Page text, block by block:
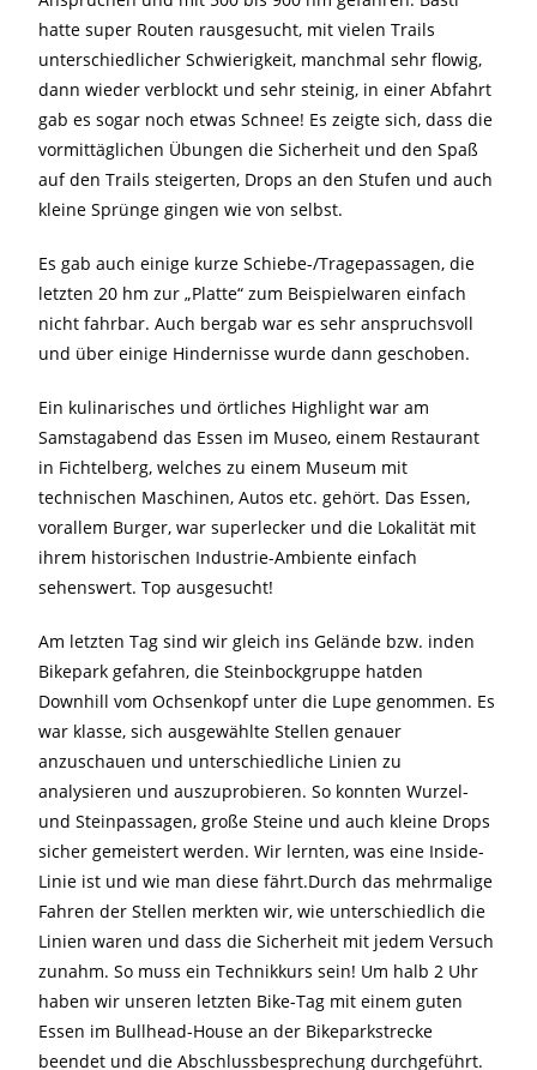
hatte super Routen rausgesucht, mit vielen Trails
unterschiedlicher Schwierigkeit, manchmal sehr flowig,
dann wieder verblockt und sehr steinig, in einer Abfahrt
gab es sogar noch etwas Schnee! Es zeigte sich, dass die
vormittäglichen Übungen die Sicherheit und den Spaß
auf den Trails steigerten, Drops an den Stufen und auch
kleine Sprünge gingen wie von selbst.
Es gab auch einige kurze Schiebe-/Tragepassagen, die
letzten 20 hm zur „Platte“ zum Beispielwaren einfach
nicht fahrbar. Auch bergab war es sehr anspruchsvoll
und über einige Hindernisse wurde dann geschoben.
Ein kulinarisches und örtliches Highlight war am
Samstagabend das Essen im Museo, einem Restaurant
in Fichtelberg, welches zu einem Museum mit
technischen Maschinen, Autos etc. gehört. Das Essen,
vorallem Burger, war superlecker und die Lokalität mit
ihrem historischen Industrie-Ambiente einfach
sehenswert. Top ausgesucht!
Am letzten Tag sind wir gleich ins Gelände bzw. inden
Bikepark gefahren, die Steinbockgruppe hatden
Downhill vom Ochsenkopf unter die Lupe genommen. Es
war klasse, sich ausgewählte Stellen genauer
anzuschauen und unterschiedliche Linien zu
analysieren und auszuprobieren. So konnten Wurzel-
und Steinpassagen, große Steine und auch kleine Drops
sicher gemeistert werden. Wir lernten, was eine Inside-
Linie ist und wie man diese fährt.Durch das mehrmalige
Fahren der Stellen merkten wir, wie unterschiedlich die
Linien waren und dass die Sicherheit mit jedem Versuch
zunahm. So muss ein Technikkurs sein! Um halb 2 Uhr
haben wir unseren letzten Bike-Tag mit einem guten
Essen im Bullhead-House an der Bikeparkstrecke
beendet und die Abschlussbesprechung durchgeführt.